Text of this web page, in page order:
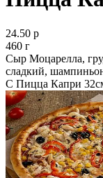
24.50 р
460 г
Сыр Моцарелла,
сладкий,
С Пицца Капри